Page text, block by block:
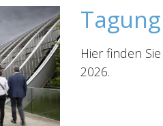
Hier finden
2026.